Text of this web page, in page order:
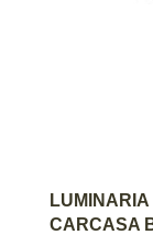
CARCASA